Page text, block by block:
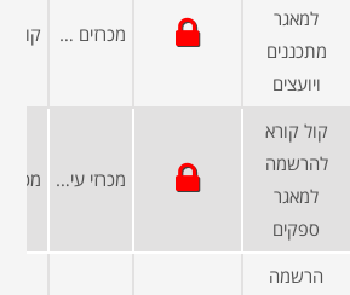
למאגר
מתכננים
ויועצים
מכרזים פומביים
קול קורא
להרשמה
למאגר
ספקים
מכרזי עיריות ומועצות
הרשמה